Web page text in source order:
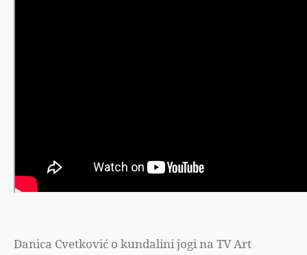
Danica Cvetković o kundalini jogi na TV Art